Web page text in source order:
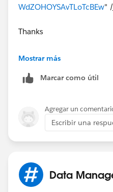
WdZOHOYSAvTLoTcBEw" /_
Thanks
kishorekoni
Mostrar más
Marcar como útil
Agregar un
Escribir una
Data